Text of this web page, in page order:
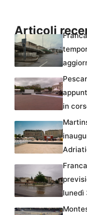
Articoli
in
lunedì